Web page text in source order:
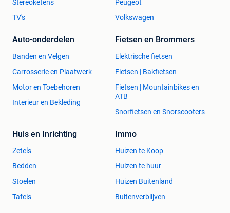
Stereoketens
TV's
Peugeot
Volkswagen
Auto-onderdelen
Banden en Velgen
Carrosserie en Plaatwerk
Motor en Toebehoren
Interieur en Bekleding
Fietsen en Brommers
Elektrische fietsen
Fietsen | Bakfietsen
Fietsen | Mountainbikes en
ATB
Snorfietsen en Snorscooters
Huis en Inrichting
Zetels
Bedden
Stoelen
Tafels
Immo
Huizen te Koop
Huizen te huur
Huizen Buitenland
Buitenverblijven